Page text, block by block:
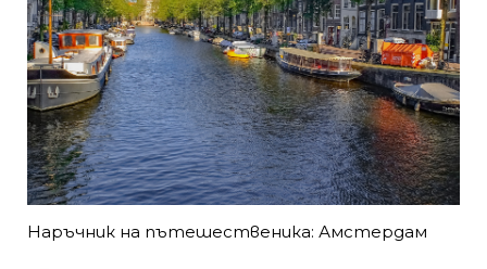
Наръчник на пътешественика: Амстердам